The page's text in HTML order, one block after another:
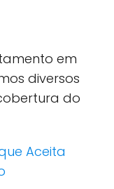
em
diversos
do
Aceita